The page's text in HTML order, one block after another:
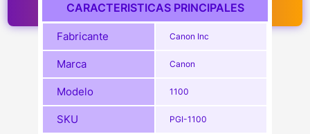
CARACTERISTICAS PRINCIPALES
Fabricante Canon Inc
Marca Canon
Modelo 1100
SKU PGI-1100